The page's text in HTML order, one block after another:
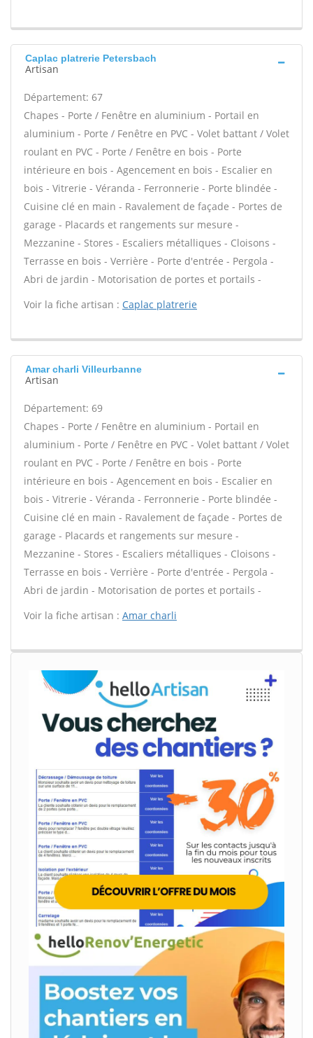
Caplac platrerie Petersbach
Artisan
Département: 67
Chapes - Porte / Fenêtre en aluminium - Portail en
aluminium - Porte / Fenêtre en PVC - Volet battant / Volet
roulant en PVC - Porte / Fenêtre en bois - Porte
intérieure en bois - Agencement en bois - Escalier en
bois - Vitrerie - Véranda - Ferronnerie - Porte blindée -
Cuisine clé en main - Ravalement de façade - Portes de
garage - Placards et rangements sur mesure -
Mezzanine - Stores - Escaliers métalliques - Cloisons -
Terrasse en bois - Verrière - Porte d'entrée - Pergola -
Abri de jardin - Motorisation de portes et portails -
Voir la fiche artisan : Caplac platrerie
Amar charli Villeurbanne
Artisan
Département: 69
Chapes - Porte / Fenêtre en aluminium - Portail en
aluminium - Porte / Fenêtre en PVC - Volet battant / Volet
roulant en PVC - Porte / Fenêtre en bois - Porte
intérieure en bois - Agencement en bois - Escalier en
bois - Vitrerie - Véranda - Ferronnerie - Porte blindée -
Cuisine clé en main - Ravalement de façade - Portes de
garage - Placards et rangements sur mesure -
Mezzanine - Stores - Escaliers métalliques - Cloisons -
Terrasse en bois - Verrière - Porte d'entrée - Pergola -
Abri de jardin - Motorisation de portes et portails -
Voir la fiche artisan : Amar charli